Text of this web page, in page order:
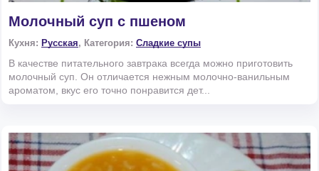
Молочный суп с пшеном
Кухня: Русская, Категория: Сладкие супы
В качестве питательного завтрака всегда можно приготовить
молочный суп. Он отличается нежным молочно-ванильным
ароматом, вкус его точно понравится дет...